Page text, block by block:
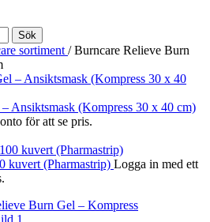
Sök
sortiment / Burncare Relieve Burn
Ansiktsmask (Kompress 30 x 40 cm)
för att se pris.
kuvert (Pharmastrip) Logga in med ett